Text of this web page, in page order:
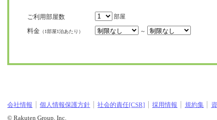
ご利用部屋数 部屋
料金 （1部屋1泊あたり） ～
会社情報 個人情報保護方針 社会的責任[CSR] 採用情報 規約集
© Rakuten Group, Inc.